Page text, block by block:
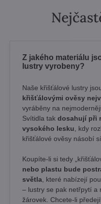
Z jakého materiálu
lustry vyrobeny?
Naše křišťálové lustry
křišťálovými ověsy
vyráběny na
Svítidla tak dosahují při
vysokého lesku , kdy
křišťálové ověsy násobí
Koupíte-li si tedy
nebo plastu bude
světla , které nabízejí
– lustry se pak netřpytí a
žárovek. Chcete-li